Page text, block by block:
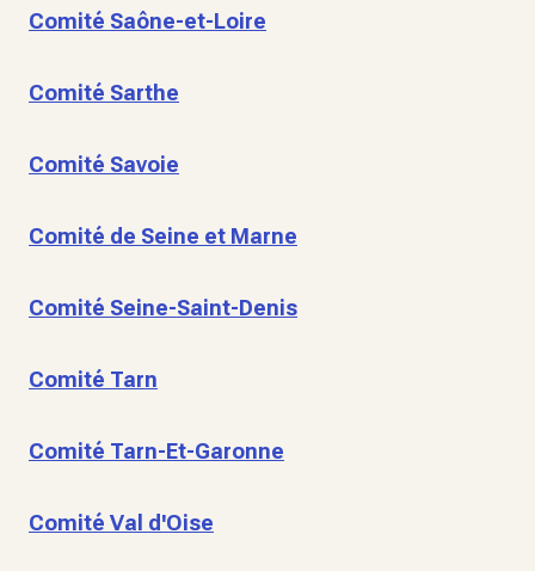
Comité Saône-et-Loire
Comité Sarthe
Comité Savoie
Comité de Seine et Marne
Comité Seine-Saint-Denis
Comité Tarn
Comité Tarn-Et-Garonne
Comité Val d'Oise